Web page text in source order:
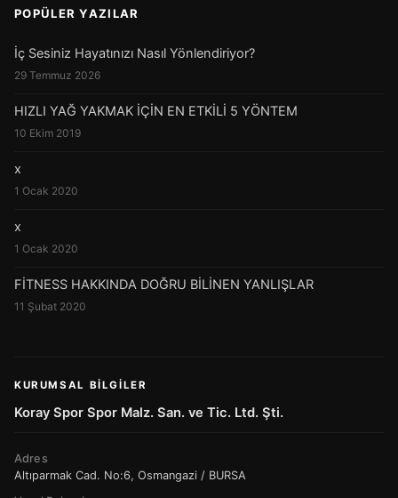
POPÜLER YAZILAR
İç Sesiniz Hayatınızı Nasıl Yönlendiriyor?
29 Temmuz 2026
HIZLI YAĞ YAKMAK İÇİN EN ETKİLİ 5 YÖNTEM
10 Ekim 2019
x
1 Ocak 2020
x
1 Ocak 2020
FİTNESS HAKKINDA DOĞRU BİLİNEN YANLIŞLAR
11 Şubat 2020
KURUMSAL BILGILER
Koray Spor Spor Malz. San. ve Tic. Ltd. Şti.
Adres
Altıparmak Cad. No:6, Osmangazi / BURSA